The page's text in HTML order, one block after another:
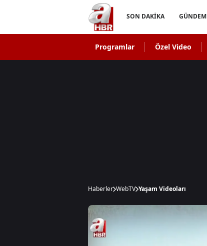
SON DAKİKA GÜNDEM
Programlar Özel Video
Haberler WebTV Yaşam Videoları